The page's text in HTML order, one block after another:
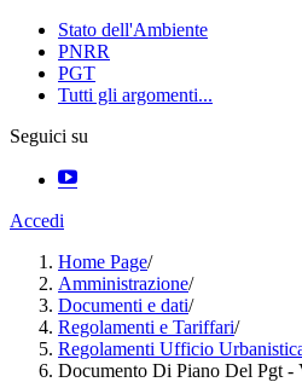
Stato dell'Ambiente
PNRR
PGT
Tutti gli argomenti...
Seguici su
Accedi
Home Page/
Amministrazione/
Documenti e dati/
Regolamenti e Tariffari/
Regolamenti Ufficio
Documento Di Piano Del Pgt -